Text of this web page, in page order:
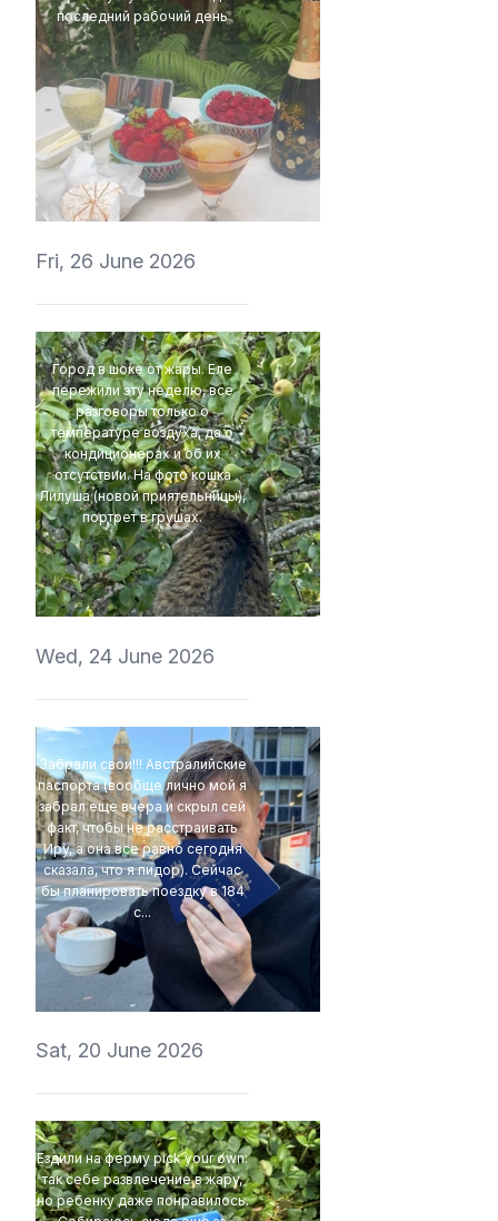
последний рабочий день
ValeryVino
Fri, 26 June 2026
Город в шоке от жары. Еле
пережили эту неделю, все
разговоры только о
температуре воздуха, да о
кондиционерах и об их
отсутствии. На фото кошка
Лилуша (новой приятельницы),
портрет в грушах.
t1r1
Wed, 24 June 2026
Забрали свои!!! Австралийские
паспорта (вообще лично мой я
забрал еще вчера и скрыл сей
факт, чтобы не расстраивать
Иру, а она все равно сегодня
сказала, что я пидор). Сейчас
бы планировать поездку в 184
с...
4Eki
Sat, 20 June 2026
Ездили на ферму pick your own:
так себе развлечение в жару,
но ребенку даже понравилось.